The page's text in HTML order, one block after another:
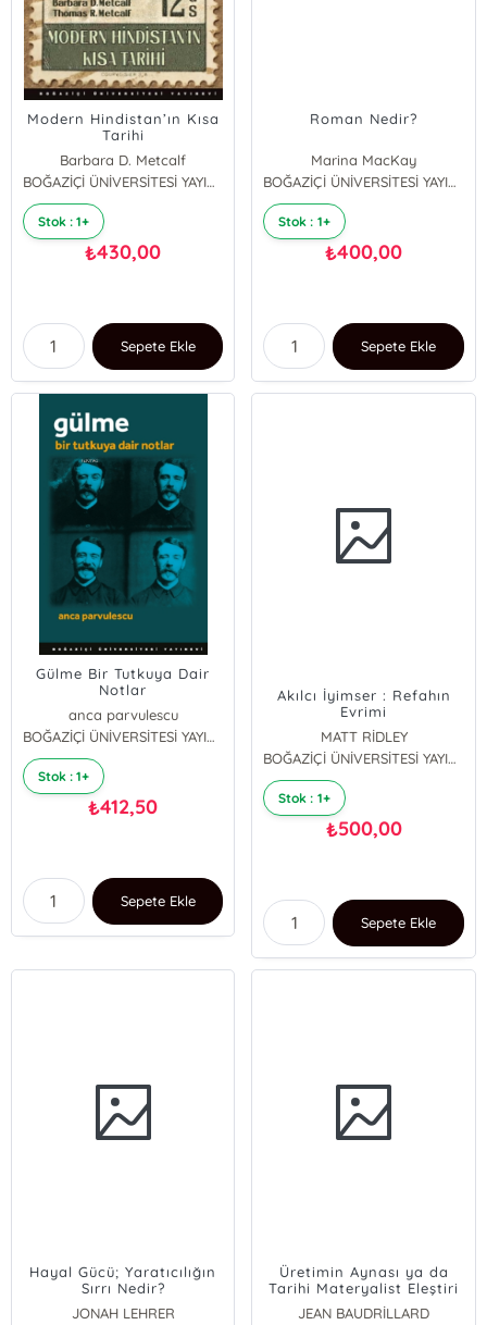
Modern Hindistan’ın Kısa
Tarihi
Barbara D. Metcalf
BOĞAZİÇİ ÜNİVERSİTESİ YAYINEVİ
Stok : 1+
₺430,00
Sepete Ekle
Roman Nedir?
Marina MacKay
BOĞAZİÇİ ÜNİVERSİTESİ YAYINEVİ
Stok : 1+
₺400,00
Sepete Ekle
Gülme Bir Tutkuya Dair
Notlar
anca parvulescu
BOĞAZİÇİ ÜNİVERSİTESİ YAYINEVİ
Stok : 1+
₺412,50
Sepete Ekle
Akılcı İyimser : Refahın
Evrimi
MATT RİDLEY
BOĞAZİÇİ ÜNİVERSİTESİ YAYINEVİ
Stok : 1+
₺500,00
Sepete Ekle
Hayal Gücü; Yaratıcılığın
Sırrı Nedir?
JONAH LEHRER
Üretimin Aynası ya da
Tarihi Materyalist Eleştiri
Yanılsaması
JEAN BAUDRİLLARD